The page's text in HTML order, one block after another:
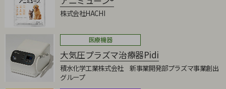
株式会社HACHI
医療機器
大気圧プラズマ治療器Pidi
積水化学工業株式会社 新事業開発部プラズマ事業創出
グループ